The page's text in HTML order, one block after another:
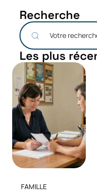
Recherche
Les plus
FAMILLE